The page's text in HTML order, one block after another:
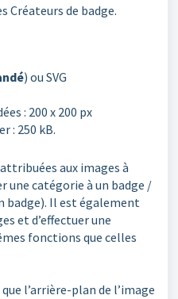
Créateurs de badge.
) ou SVG
: 200 x 200 px
: 250 kB.
aux images à
une catégorie à un badge /
badge). Il est également
et d’effectuer une
fonctions que celles
l’arrière-plan de l’image